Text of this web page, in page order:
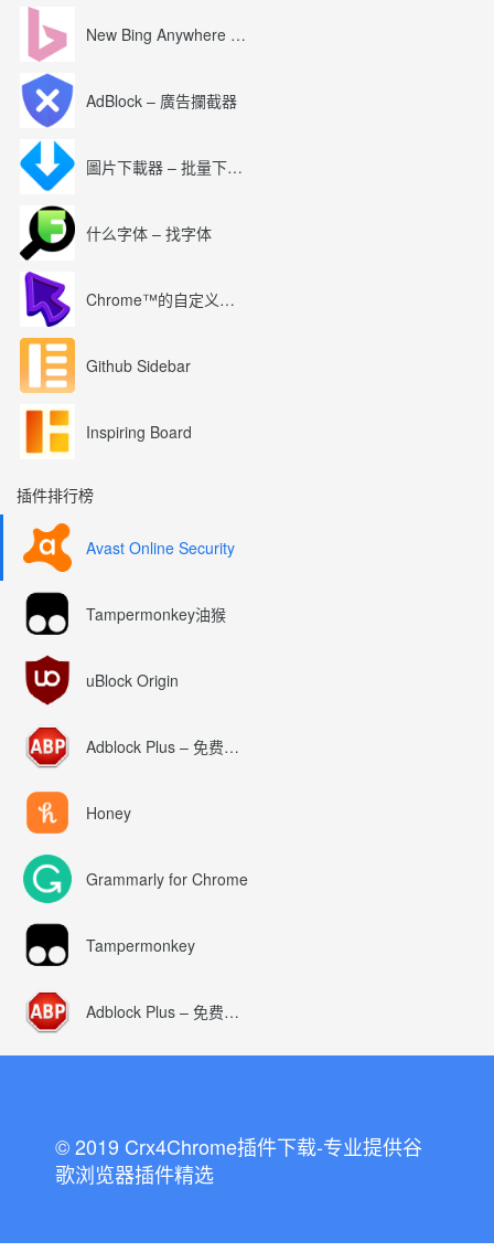
New Bing Anywhere (Bing Chat GPT-4)
AdBlock – 廣告攔截器
圖片下載器 – 批量下載圖片
什么字体 – 找字体
Chrome™的自定义光标
Github Sidebar
Inspiring Board
插件排行榜
Avast Online Security
Tampermonkey油猴
uBlock Origin
Adblock Plus – 免费的广告拦截器
Honey
Grammarly for Chrome
Tampermonkey
Adblock Plus – 免费的广告拦截器
© 2019 Crx4Chrome插件下载-专业提供谷
歌浏览器插件精选